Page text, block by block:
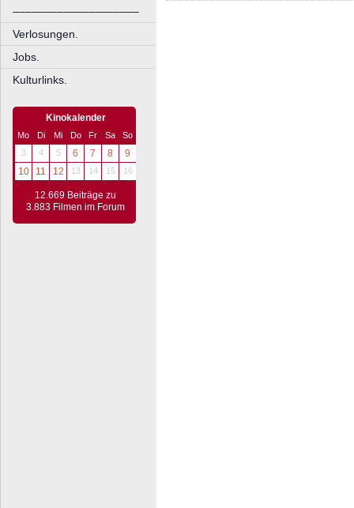
––––––––––––––––––––
Verlosungen.
Jobs.
Kulturlinks.
Kinokalender
Mo Di Mi Do Fr Sa
So
3
4 5 6 7 8
9
10
11 12 13 14 15 16
12.669 Beiträge zu
3.883 Filmen im Forum